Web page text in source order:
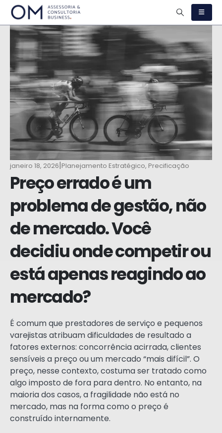
janeiro 18, 2026|Planejamento Estratégico, Precificação
Preço errado é um
problema de gestão, não
de mercado. Você
decidiu onde competir ou
está apenas reagindo ao
mercado?
É comum que prestadores de serviço e pequenos
varejistas atribuam dificuldades de resultado a
fatores externos: concorrência acirrada, clientes
sensíveis a preço ou um mercado “mais difícil”. O
preço, nesse contexto, costuma ser tratado como
algo imposto de fora para dentro. No entanto, na
maioria dos casos, a fragilidade não está no
mercado, mas na forma como o preço é
construído internamente.